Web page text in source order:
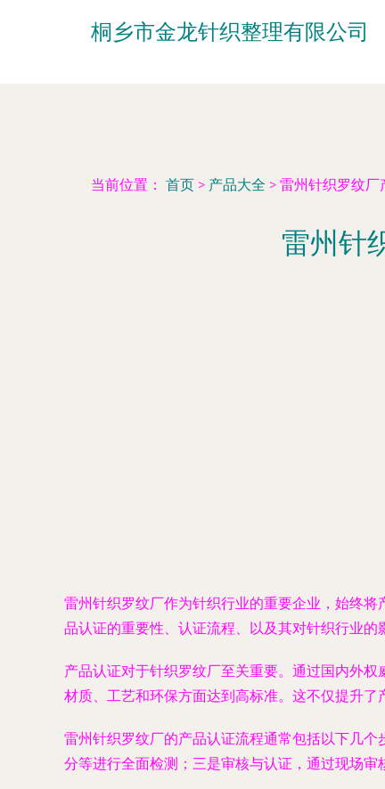
桐乡市金龙针织整理有限公司
当前位置： 首页 > 产品大全 > 雷州针织罗纹厂
雷州针
雷州针织罗纹厂作为针织行业的重要企业，始终
品认证的重要性、认证流程、以及其对针织行业的
产品认证对于针织罗纹厂至关重要。通过国内外
材质、工艺和环保方面达到高标准。这不仅提升
雷州针织罗纹厂的产品认证流程通常包括以下几
分等进行全面检测；三是审核与认证，通过现场